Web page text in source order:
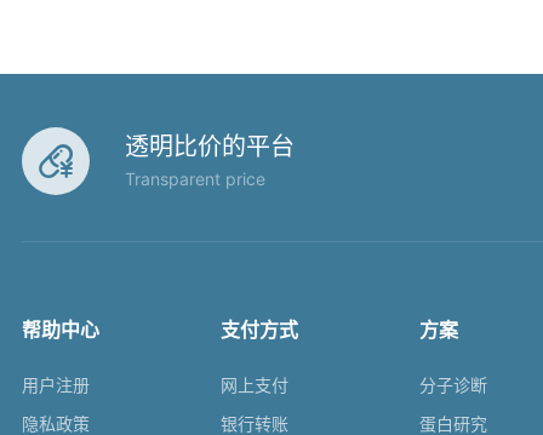
 透明比价的平台
Transparent price
帮助中心
用户注册
隐私政策
支付方式
网上支付
银行转账
方案
分子诊断
蛋白研究